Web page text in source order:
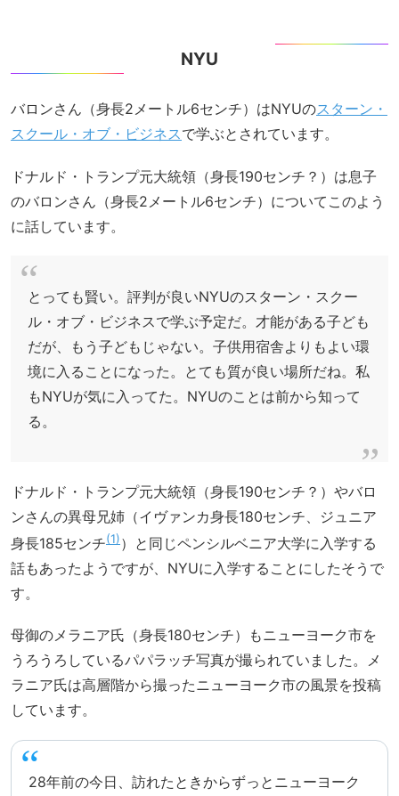
NYU
バロンさん（身長2メートル6センチ）はNYUのスターン・
スクール・オブ・ビジネスで学ぶとされています。
ドナルド・トランプ元大統領（身長190センチ？）は息子
のバロンさん（身長2メートル6センチ）についてこのよう
に話しています。
とっても賢い。評判が良いNYUのスターン・スクー
ル・オブ・ビジネスで学ぶ予定だ。才能がある子ども
だが、もう子どもじゃない。子供用宿舎よりもよい環
境に入ることになった。とても質が良い場所だね。私
もNYUが気に入ってた。NYUのことは前から知って
る。
ドナルド・トランプ元大統領（身長190センチ？）やバロ
ンさんの異母兄姉（イヴァンカ身長180センチ、ジュニア
身長185センチ 1 ）と同じペンシルベニア大学に入学する
話もあったようですが、NYUに入学することにしたそうで
す。
母御のメラニア氏（身長180センチ）もニューヨーク市を
うろうろしているパパラッチ写真が撮られていました。メ
ラニア氏は高層階から撮ったニューヨーク市の風景を投稿
しています。
28年前の今日、訪れたときからずっとニューヨーク